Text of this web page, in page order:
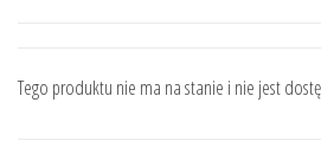
Tego produktu nie ma na stanie i nie jest